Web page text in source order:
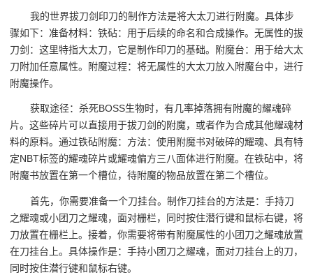
我的世界拔刀剑印刀的制作方法是将大太刀进行附魔。具体步
骤如下：准备材料：铁砧：用于后续的命名和合成操作。无属性的拔
刀剑：这里特指大太刀，它是制作印刀的基础。附魔台：用于给大太
刀附加任意属性。附魔过程：将无属性的大太刀放入附魔台中，进行
附魔操作。
获取途径：杀死BOSS生物时，有几率掉落拥有附魔的耀魂碎
片。这些碎片可以直接用于拔刀剑的附魔，或者作为合成其他耀魂材
料的原料。通过铁砧附魔：方法：使用附魔书对破碎的耀魂、具有特
定NBT标签的耀魂碎片或耀魂偏方三八面体进行附魔。在铁砧中，将
附魔书放置在第一个槽位，待附魔的物品放置在第二个槽位。
首先，你需要准备一个刀挂台。制作刀挂台的方法是：手持刀
之耀魂或小团刀之耀魂，面对栅栏，同时按住潜行键和鼠标右键，将
刀放置在栅栏上。接着，你需要将带有附魔属性的小团刀之耀魂放置
在刀挂台上。具体操作是：手持小团刀之耀魂，面对刀挂台上的刀，
同时按住潜行键和鼠标右键。